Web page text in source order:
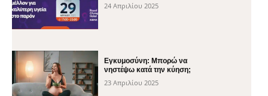
24 Απριλίου 2025
Εγκυμοσύνη: Μπορώ να
νηστέψω κατά την κύηση;
23 Απριλίου 2025